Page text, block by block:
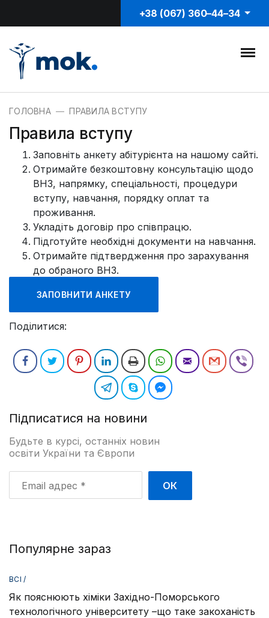
+38 (067) 360–44–34
ГОЛОВНА ПРАВИЛА ВСТУПУ
Правила вступу
Заповніть анкету абітурієнта на нашому сайті.
Отримайте безкоштовну консультацію щодо
ВНЗ, напрямку, спеціальності, процедури
вступу, навчання, порядку оплат та
проживання.
Укладіть договір про співпрацю.
Підготуйте необхідні документи на навчання.
Отримайте підтвердження про зарахування
до обраного ВНЗ.
ЗАПОВНИТИ АНКЕТУ
Поділитися:
Підписатися на новини
Будьте в курсі, останніх новин
освіти України та Європи
адрес
Популярне зараз
ВСІ /
Як пояснюють хіміки Західно-Поморського
технологічного університету –що таке закоханість